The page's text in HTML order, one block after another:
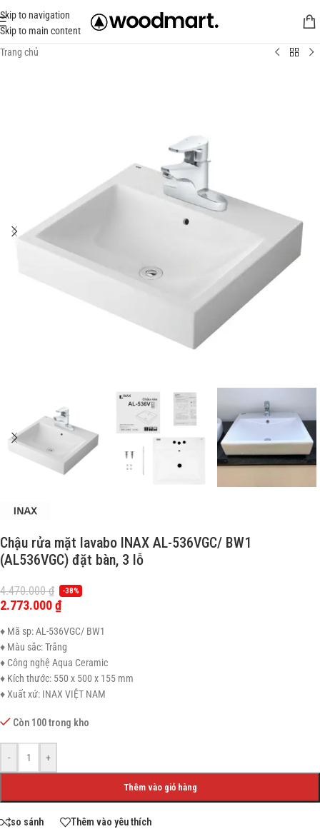
Skip to navigation
Skip to main content
Trang chủ
Chậu rửa mặt lavabo INAX AL-536VGC/ BW1
(AL536VGC) đặt bàn, 3 lỗ
4.470.000₫ -38%
2.773.000₫
♦ Mã sp: AL-536VGC/ BW1
♦ Màu sắc: Trắng
♦ Công nghệ Aqua Ceramic
♦ Kích thước: 550 x 500 x 155 mm
♦ Xuất xứ: INAX VIỆT NAM
Còn 100 trong kho
- +
Thêm vào giỏ hàng
so sánh Thêm vào yêu thích